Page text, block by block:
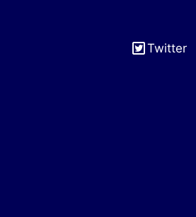
Twitter